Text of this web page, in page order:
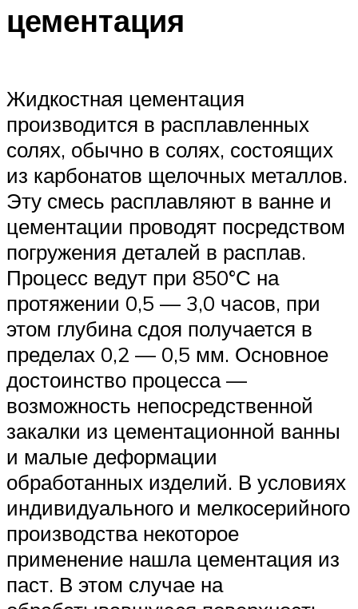
цементация
Жидкостная цементация
производится в расплавленных
солях, обычно в солях, состоящих
из карбонатов щелочных металлов.
Эту смесь расплавляют в ванне и
цементации проводят посредством
погружения деталей в расплав.
Процесс ведут при 850°С на
протяжении 0,5 — 3,0 часов, при
этом глубина сдоя получается в
пределах 0,2 — 0,5 мм. Основное
достоинство процесса —
возможность непосредственной
закалки из цементационной ванны
и малые деформации
обработанных изделий. В условиях
индивидуального и мелкосерийного
производства некоторое
применение нашла цементация из
паст. В этом случае на